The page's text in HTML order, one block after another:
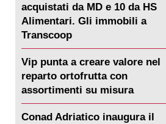
acquistati da MD e 10 da HS
Alimentari. Gli immobili a
Transcoop
Vip punta a creare valore nel
reparto ortofrutta con
assortimenti su misura
Conad Adriatico inaugura il